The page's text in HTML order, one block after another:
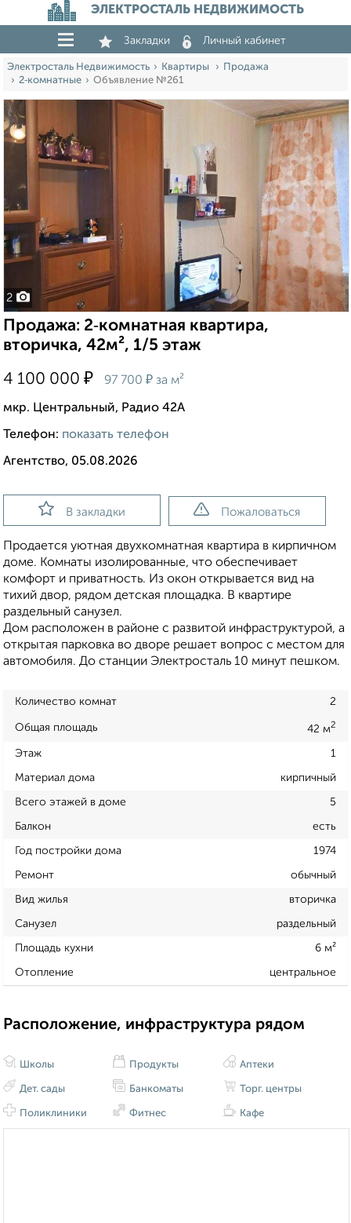
ЭЛЕКТРОСТАЛЬ НЕДВИЖИМОСТЬ
Закладки Личный кабинет
Электросталь Недвижимость Квартиры
Продажа
2‑комнатные
Объявление №261
2
Продажа: 2‑комнатная квартира,
вторичка, 42м², 1/5 этаж
4 100 000 ₽ 97 700 ₽ за м²
мкр. Центральный, Радио 42А
Телефон: показать телефон
Агентство, 05.08.2026
В закладки Пожаловаться
Продается уютная двухкомнатная квартира в кирпичном
доме. Комнаты изолированные, что обеспечивает
комфорт и приватность. Из окон открывается вид на
тихий двор, рядом детская площадка. В квартире
раздельный санузел.
Дом расположен в районе с развитой инфраструктурой, а
открытая парковка во дворе решает вопрос с местом для
автомобиля. До станции Электросталь 10 минут пешком.
Количество комнат 2
Общая площадь 42 м2
Этаж 1
Материал дома кирпичный
Всего этажей в доме 5
Балкон есть
Год постройки дома 1974
Ремонт обычный
Вид жилья вторичка
Санузел раздельный
Площадь кухни 6 м²
Отопление центральное
Расположение, инфраструктура рядом
Школы
Дет. сады
Поликлиники
Продукты
Банкоматы
Фитнес
Аптеки
Торг. центры
Кафе